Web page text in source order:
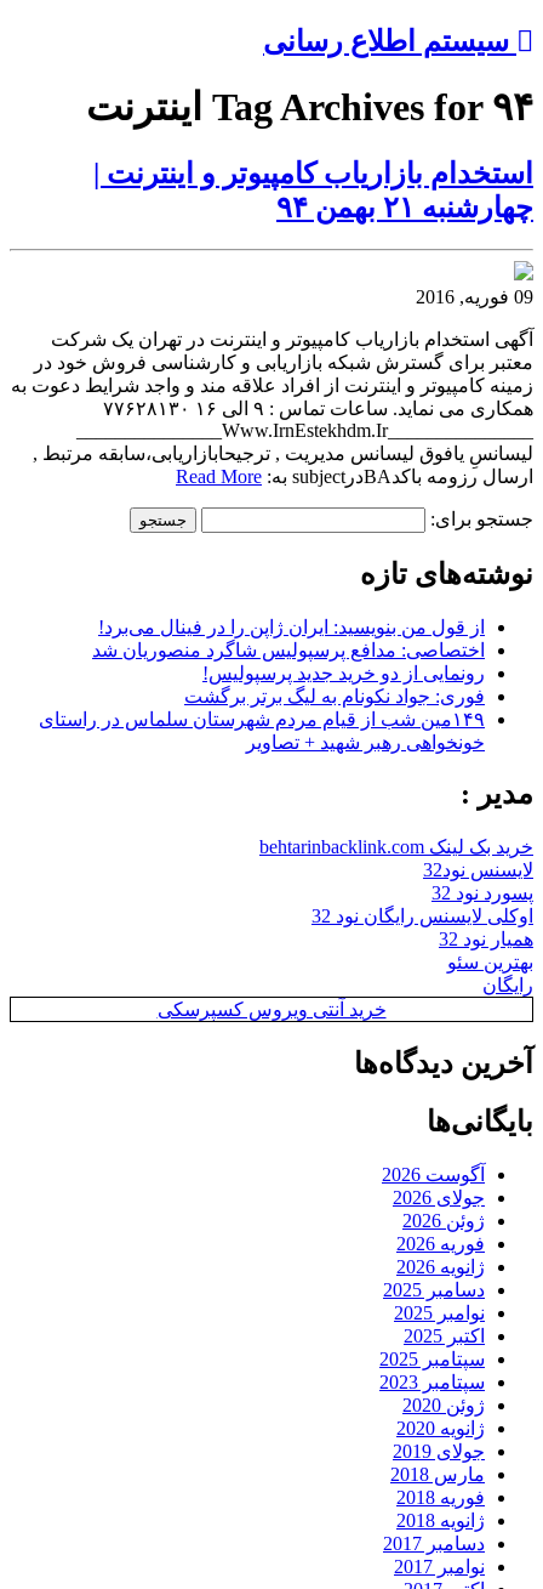
سیستم اطلاع رسانی
Tag Archives for ۹۴ اینترنت
استخدام بازاریاب کامپیوتر و اینترنت |
چهارشنبه ۲۱ بهمن ۹۴
09 فوریه, 2016
آگهی استخدام بازاریاب کامپیوتر و اینترنت در تهران یک شرکت
معتبر برای گسترش شبکه بازاریابی و کارشناسی فروش خود در
زمینه کامپیوتر و اینترنت از افراد علاقه مند و واجد شرایط دعوت به
همکاری می نماید. ساعات تماس : ۹ الی ۱۶ ۷۷۶۲۸۱۳۰
لیسانسِ یافوق لیسانس مدیریت , ترجیحابازاریابی،سابقه مرتبط ,
ارسال رزومه باکدBAدرsubject به:
Read More
جستجو برای:
نوشته‌های تازه
از قول من بنویسید: ایران ژاپن را در فینال می‌برد!
اختصاصی: مدافع پرسپولیس شاگرد منصوریان شد
رونمایی از دو خرید جدید پرسپولیس!
فوری: جواد نکونام به لیگ برتر برگشت
۱۴۹مین شب از قیام مردم شهرستان سلماس در راستای
خونخواهی رهبر شهید + تصاویر
مدیر :
خرید بک لینک behtarinbacklink.com
لایسنس نود32
پسورد نود 32
اوکلی لایسنس رایگان نود 32
همیار نود 32
بهترین سئو
رایگان
خرید آنتی ویروس کسپرسکی
آخرین دیدگاه‌ها
بایگانی‌ها
آگوست 2026
جولای 2026
ژوئن 2026
فوریه 2026
ژانویه 2026
دسامبر 2025
نوامبر 2025
اکتبر 2025
سپتامبر 2025
سپتامبر 2023
ژوئن 2020
ژانویه 2020
جولای 2019
مارس 2018
فوریه 2018
ژانویه 2018
دسامبر 2017
نوامبر 2017